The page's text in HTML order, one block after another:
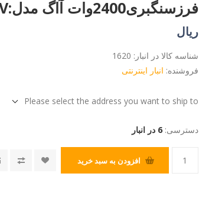
فرزسنگبری2400وات آاگ مدل:WS24-230V
ریال
شناسه کالا در انبار: 1620
فروشنده: انبار اینترنتی
Please select the address you want to ship to
دسترسی: 6 در انبار
افزودن به سبد خرید